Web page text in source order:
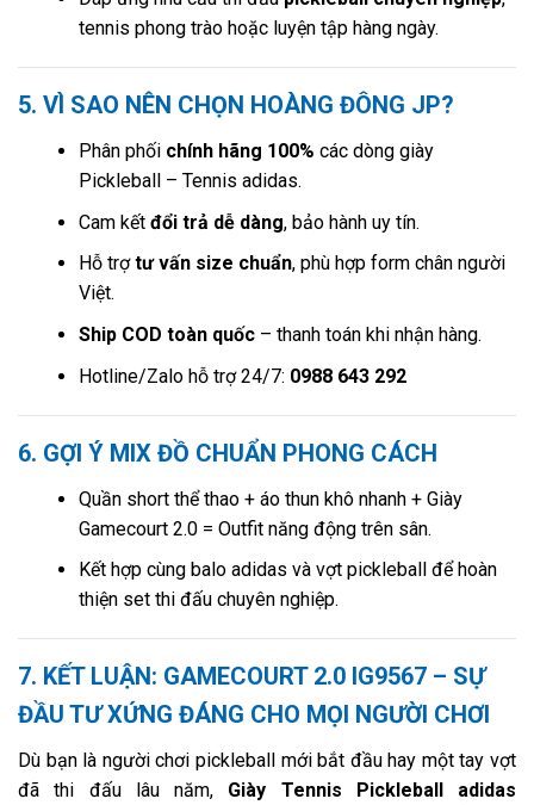
tennis phong trào hoặc luyện tập hàng ngày.
5. VÌ SAO NÊN CHỌN HOÀNG ĐÔNG JP?
Phân phối chính hãng 100% các dòng giày
Pickleball – Tennis adidas.
Cam kết đổi trả dễ dàng, bảo hành uy tín.
Hỗ trợtư vấn size chuẩn, phù hợp form chân người
Việt.
Ship COD toàn quốc– thanh toán khi nhận hàng.
Hotline/Zalo hỗ trợ 24/7: 0988 643 292
6. GỢI Ý MIX ĐỒ CHUẨN PHONG CÁCH
Quần short thể thao + áo thun khô nhanh + Giày
Gamecourt 2.0 = Outfit năng động trên sân.
Kết hợp cùng balo adidas và vợt pickleball để hoàn
thiện set thi đấu chuyên nghiệp.
7. KẾT LUẬN: GAMECOURT 2.0 IG9567 – SỰ
ĐẦU TƯ XỨNG ĐÁNG CHO MỌI NGƯỜI CHƠI
Dù bạn là người chơi pickleball mới bắt đầu hay một tay vợt
đã thi đấu lâu năm, Giày Tennis Pickleball adidas